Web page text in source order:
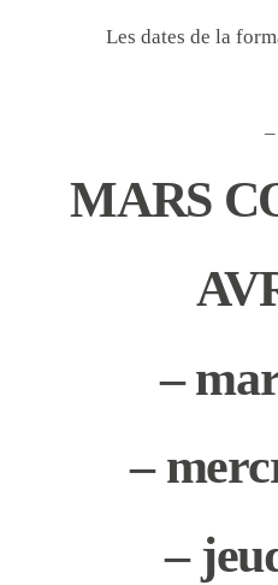
Les dates de la
–
MARS
–
–
–